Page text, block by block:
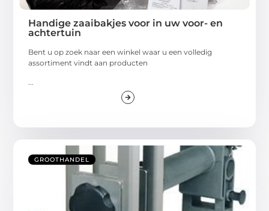
Handige zaaibakjes voor in uw voor- en
achtertuin
Bent u op zoek naar een winkel waar u een volledig
assortiment vindt aan producten
...
GROOTHANDEL